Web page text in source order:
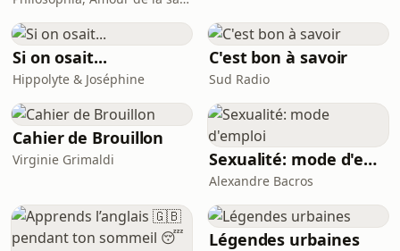
Si on osait...
Hippolyte & Joséphine
C'est bon à savoir
Sud Radio
Cahier de Brouillon
Virginie Grimaldi Sexualité: mode d'emploi
Alexandre Bacros
Légendes urbaines